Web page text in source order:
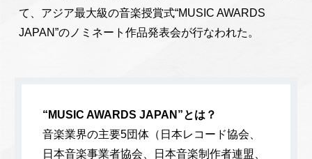
て、アジア最大級の音楽授賞式“MUSIC AWARDS
JAPAN”のノミネート作品発表会が行なわれた。
“MUSIC AWARDS JAPAN”とは？
音楽業界の主要5団体（日本レコード協会、
日本音楽事業者協会、日本音楽制作者連盟、